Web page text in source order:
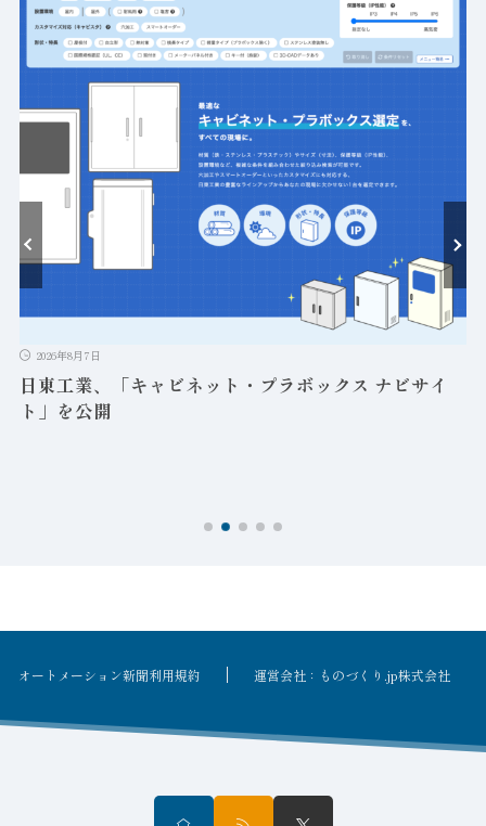
2026年8月7日
日東工業、「キャビネット・プラボックス ナビサイ
ト」を公開
オートメーション新聞利用規約 運営会社：ものづくり.jp株式会社